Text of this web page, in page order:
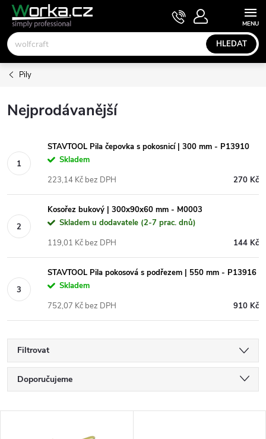
Přejít
obsah
HLEDAT
NÁKUPNÍ
KOŠÍK
Pily
Nejprodávanější
STAVTOOL Pila čepovka s pokosnicí | 300 mm - P13910
Skladem
270 Kč
223,14 Kč bez DPH
Kosořez bukový | 300x90x60 mm - M0003
Skladem u dodavatele (2-7 prac. dnů)
144 Kč
119,01 Kč bez DPH
STAVTOOL Pila pokosová s podřezem | 550 mm - P13916
Skladem
910 Kč
752,07 Kč bez DPH
Filtrovat
Ř
a
Doporučujeme